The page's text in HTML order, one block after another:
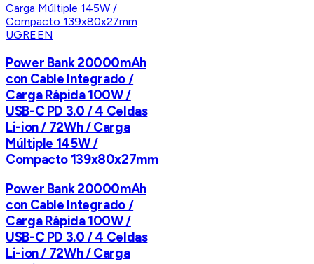
UGREEN
Power Bank 20000mAh
con Cable Integrado /
Carga Rápida 100W /
USB-C PD 3.0 / 4 Celdas
Li-ion / 72Wh / Carga
Múltiple 145W /
Compacto 139x80x27mm
Power Bank 20000mAh
con Cable Integrado /
Carga Rápida 100W /
USB-C PD 3.0 / 4 Celdas
Li-ion / 72Wh / Carga